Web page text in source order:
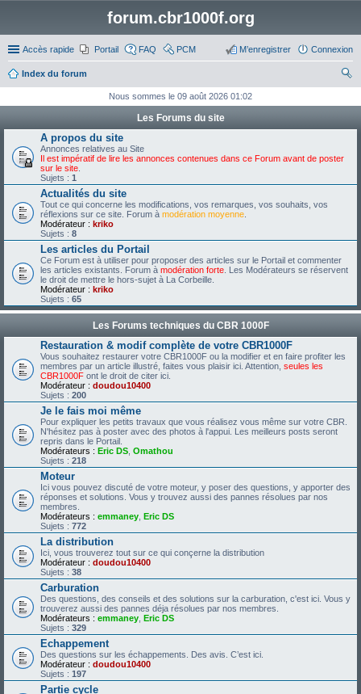
forum.cbr1000f.org
Accès rapide Portail FAQ PCM Connexion
M’enregistrer
Index du forum
ch
Nous sommes le 09 août 2026 01:02
Les Forums du site
A propos du site
Annonces relatives au Site
Il est impératif de lire les annonces contenues dans ce Forum avant de poster
sur le site
Sujets : 1
Actualités du site
Tout ce qui concerne les modifications, vos remarques, vos souhaits, vos
réflexions sur ce site. Forum à modération moyenne
Modérateur : kriko
Sujets : 8
Les articles du Portail
Ce Forum est à utiliser pour proposer des articles sur le Portail et commenter
les articles existants. Forum à modération forte . Les Modérateurs se réservent
le droit de mettre le hors-sujet à La Corbeille.
Modérateur : kriko
Sujets : 65
Les Forums techniques du CBR 1000F
Restauration & modif complète de votre CBR1000F
Vous souhaitez restaurer votre CBR1000F ou la modifier et en faire profiter les
membres par un article illustré, faites vous plaisir ici. Attention, seules les
CBR1000F ont le droit de citer ici.
Modérateur : doudou10400
Sujets : 200
Je le fais moi même
Pour expliquer les petits travaux que vous réalisez vous même sur votre CBR.
N'hésitez pas à poster avec des photos à l'appui. Les meilleurs posts seront
repris dans le Portail.
Modérateurs : Eric DS Omathou
Sujets : 218
Moteur
Ici vous pouvez discuté de votre moteur, y poser des questions, y apporter des
réponses et solutions. Vous y trouvez aussi des pannes résolues par nos
membres.
Modérateurs : emmaney Eric DS
Sujets : 772
La distribution
Ici, vous trouverez tout sur ce qui conçerne la distribution
Modérateur : doudou10400
Sujets : 38
Carburation
Des questions, des conseils et des solutions sur la carburation, c'est ici. Vous y
trouverez aussi des pannes déja résolues par nos membres.
Modérateurs : emmaney Eric DS
Sujets : 329
Echappement
Des questions sur les échappements. Des avis. C’est ici.
Modérateur : doudou10400
Sujets : 197
Partie cycle